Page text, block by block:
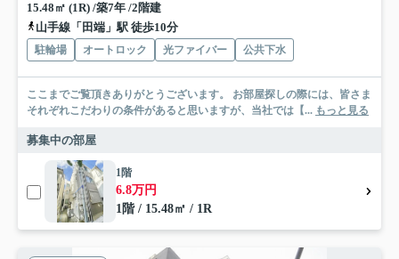
15.48㎡ (1R) /築7年 /2階建
山手線「田端」駅 徒歩10分
駐輪場 オートロック 光ファイバー 公共下水
ここまでご覧頂きありがとうございます。 お部屋探しの際には、皆さま
それぞれこだわりの条件があると思いますが、当社では【... もっと見る
募集中の部屋
1階
6.8万円
1階 / 15.48㎡ / 1R